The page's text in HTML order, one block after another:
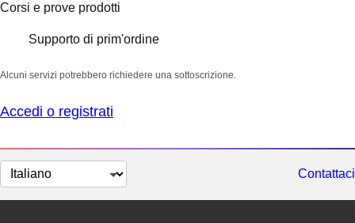
Corsi e prove prodotti
Supporto di prim'ordine
Alcuni servizi potrebbero richiedere una sottoscrizione.
Accedi o registrati
Cambia
lingua
Contattaci